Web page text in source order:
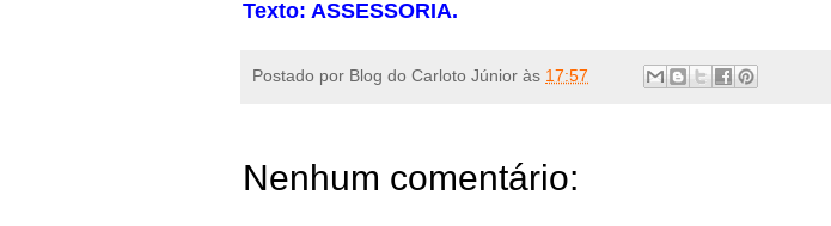
Texto: ASSESSORIA.
Postado por Blog do Carloto Júnior às 17:57
Nenhum comentário: